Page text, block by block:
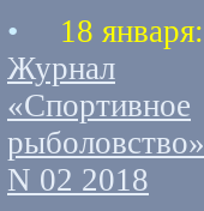
• 18 января:
Журнал
«Спортивное
рыболовство»
N 02 2018